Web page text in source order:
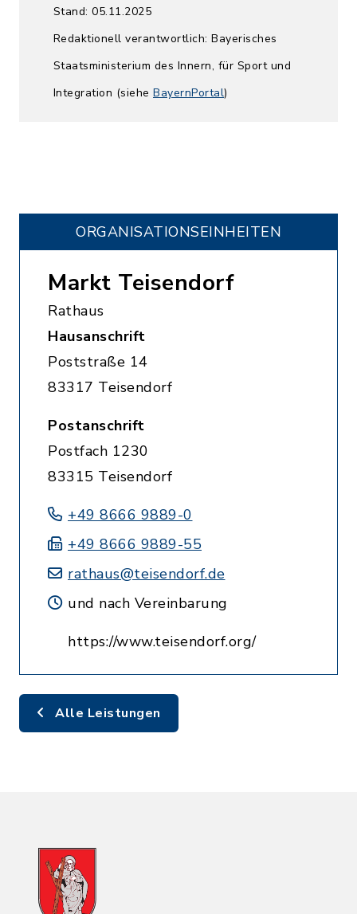
Stand: 05.11.2025
Redaktionell verantwortlich: Bayerisches
Staatsministerium des Innern, für Sport und
Integration (siehe BayernPortal)
ORGANISATIONS­EINHEITEN
Markt Teisendorf
Rathaus
Hausanschrift
Poststraße 14
83317 Teisendorf
Postanschrift
Postfach 1230
83315 Teisendorf
+49 8666 9889-0
+49 8666 9889-55
rathaus@teisendorf.de
und nach Vereinbarung
https://www.teisendorf.org/
Alle Leistungen